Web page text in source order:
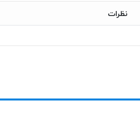
نظرات